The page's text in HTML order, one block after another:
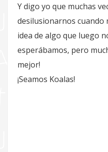
Y digo yo que muchas
desilusionarnos cuando
idea de algo que luego
esperábamos, pero
mejor!
¡Seamos Koalas!